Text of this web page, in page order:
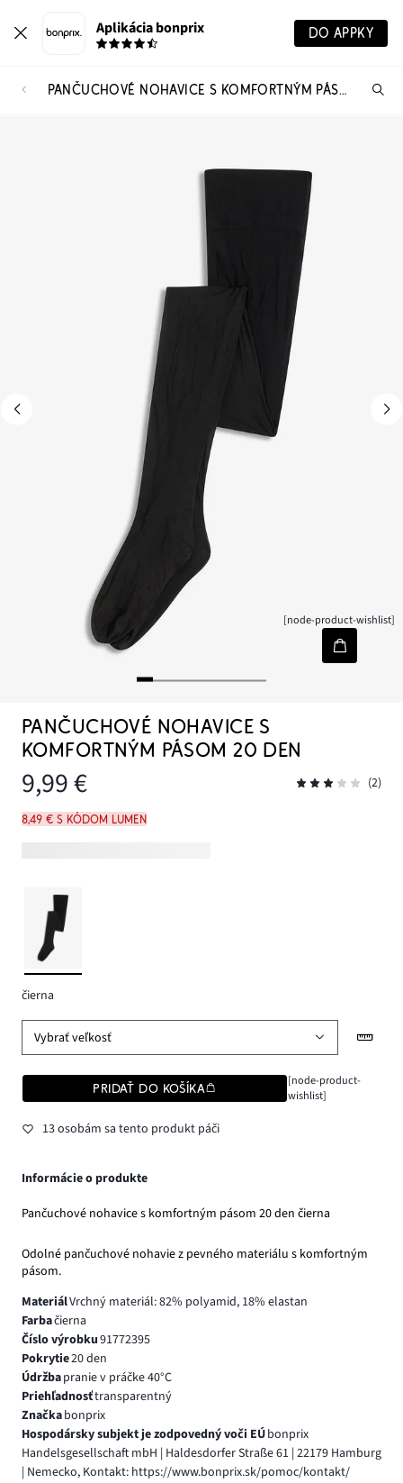
Aplikácia bonprix DO APPKY
PANČUCHOVÉ NOHAVICE S KOMFORTNÝM PÁSOM 20 DEN
[node-product-wishlist]
PANČUCHOVÉ NOHAVICE S
KOMFORTNÝM PÁSOM 20 DEN
9,99 € (2)
8,49 € s kódom LUMEN
čierna
Vybrať veľkosť
PRIDAŤ DO KOŠÍKA
[node-product-
wishlist]
13 osobám sa tento produkt páči
Informácie o produkte
Pančuchové nohavice s komfortným pásom 20 den čierna
Odolné pančuchové nohavie z pevného materiálu s komfortným
pásom.
MateriálVrchný materiál: 82% polyamid, 18% elastan
Farbačierna
Číslo výrobku91772395
Pokrytie20 den
Údržbapranie v práčke 40°C
Priehľadnosťtransparentný
Značkabonprix
Hospodársky subjekt je zodpovedný voči EÚbonprix
Handelsgesellschaft mbH | Haldesdorfer Straße 61 | 22179 Hamburg
| Nemecko, Kontakt: https://www.bonprix.sk/pomoc/kontakt/